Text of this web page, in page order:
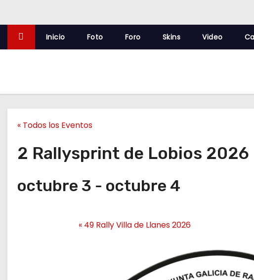
Inicio Foto Foro Skins Video
« Todos los Eventos
2 Rallysprint de Lobios 2026
octubre 3 - octubre 4
«49 Rally Villa de Llanes 2026